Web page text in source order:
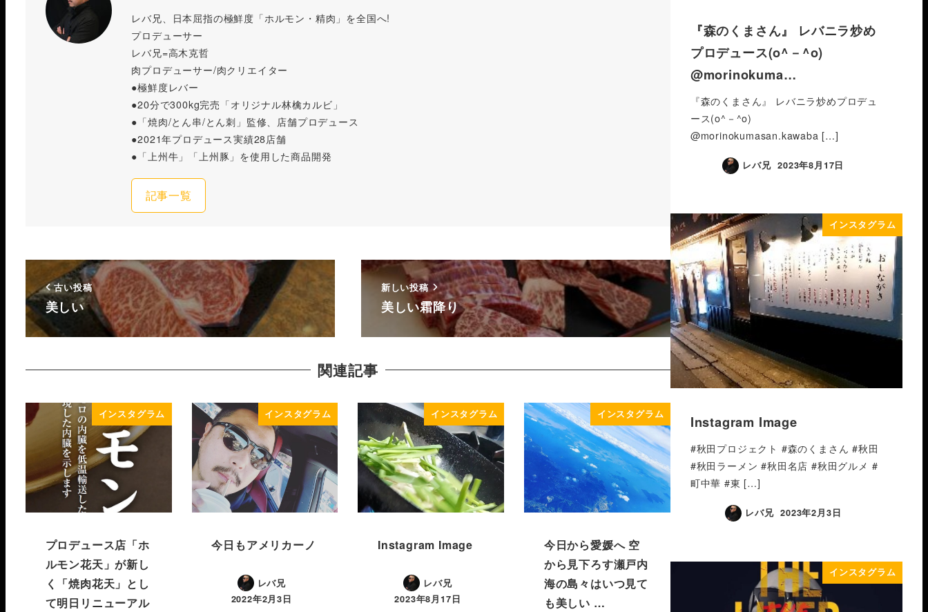
レバ兄、日本屈指の極鮮度「ホルモン・精肉」を全国へ!
プロデューサー
レバ兄=高木克哲
肉プロデューサー/肉クリエイター
●極鮮度レバー
●20分で300kg完売「オリジナル林檎カルビ」
●「焼肉/とん串/とん刺」監修、店舗プロデュース
●2021年プロデュース実績28店舗
●「上州牛」「上州豚」を使用した商品開発
記事一覧
古い投稿
美しい
新しい投稿
美しい霜降り
関連記事
インスタグラム
プロデュース店「ホ
ルモン花天」が新し
く「焼肉花天」とし
て明日リニューアル
インスタグラム
今日もアメリカーノ️
レバ兄
2022年2月3日
インスタグラム
Instagram Image
レバ兄
2023年8月17日
インスタグラム
今日から愛媛へ️ 空
から見下ろす瀬戸内
海の島々はいつ見て
も美しい …
『森のくまさん』 レバニラ炒め
プロデュース(o^－^o)
@morinokuma…
『森のくまさん』 レバニラ炒めプロデュ
ース(o^－^o)
@morinokumasan.kawaba […]
レバ兄 2023年8月17日
インスタグラム
Instagram Image
#秋田プロジェクト #森のくまさん #秋田
#秋田ラーメン #秋田名店 #秋田グルメ #
町中華 #東 […]
レバ兄 2023年2月3日
インスタグラム